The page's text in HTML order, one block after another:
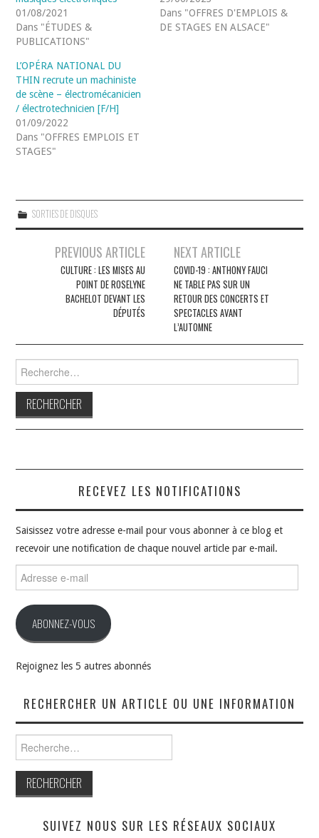
01/08/2021
Dans "ÉTUDES &
PUBLICATIONS"
Dans "OFFRES D'EMPLOIS &
DE STAGES EN ALSACE"
L’OPÉRA NATIONAL DU
THIN recrute un machiniste
de scène – électromécanicien
/ électrotechnicien [F/H]
01/09/2022
Dans "OFFRES EMPLOIS ET
STAGES"
SORTIES DE DISQUES
NavigationPREVIOUS ARTICLE
CULTURE : LES MISES AU
POINT DE ROSELYNE
BACHELOT DEVANT LES
DÉPUTÉS
NEXT ARTICLE
COVID-19 : ANTHONY FAUCI
NE TABLE PAS SUR UN
RETOUR DES CONCERTS ET
SPECTACLES AVANT
L’AUTOMNE
RECEVEZ LES NOTIFICATIONS
Saisissez votre adresse e-mail pour vous abonner à ce blog et
recevoir une notification de chaque nouvel article par e-mail.
e-
ABONNEZ-VOUS
Rejoignez les 5 autres abonnés
RECHERCHER UN ARTICLE OU UNE INFORMATION
SUIVEZ NOUS SUR LES RÉSEAUX SOCIAUX